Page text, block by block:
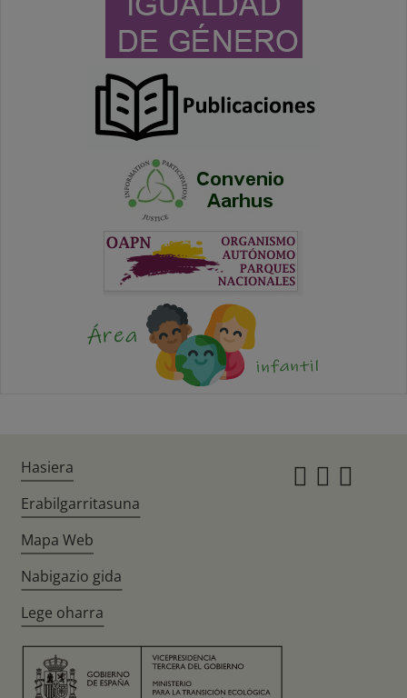
Hasiera
Erabilgarritasuna
Mapa Web
Nabigazio gida
Lege oharra